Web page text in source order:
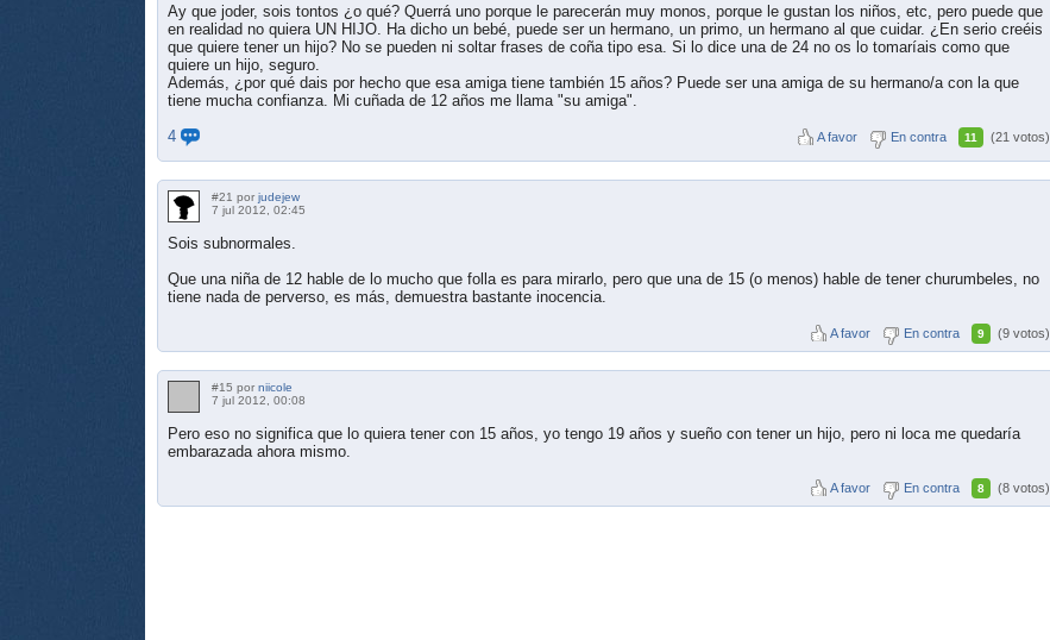
Ay que joder, sois tontos ¿o qué? Querrá uno porque le parecerán muy monos, porque le gustan los niños, etc, pero puede que
en realidad no quiera UN HIJO. Ha dicho un bebé, puede ser un hermano, un primo, un hermano al que cuidar. ¿En serio creéis
que quiere tener un hijo? No se pueden ni soltar frases de coña tipo esa. Si lo dice una de 24 no os lo tomaríais como que
quiere un hijo, seguro.
Además, ¿por qué dais por hecho que esa amiga tiene también 15 años? Puede ser una amiga de su hermano/a con la que
tiene mucha confianza. Mi cuñada de 12 años me llama "su amiga".
4
A favor En contra 11 (21 votos)
#21 por judejew
7 jul 2012, 02:45
Sois subnormales.
Que una niña de 12 hable de lo mucho que folla es para mirarlo, pero que una de 15 (o menos) hable de tener churumbeles, no
tiene nada de perverso, es más, demuestra bastante inocencia.
A favor En contra 9 (9 votos)
#15 por niicole
7 jul 2012, 00:08
Pero eso no significa que lo quiera tener con 15 años, yo tengo 19 años y sueño con tener un hijo, pero ni loca me quedaría
embarazada ahora mismo.
A favor En contra 8 (8 votos)